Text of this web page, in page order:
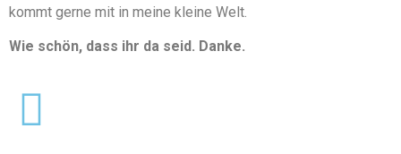
kommt gerne mit in meine kleine Welt.
Wie schön, dass ihr da seid. Danke.